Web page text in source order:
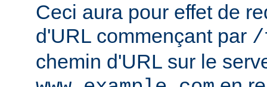
Ceci aura pour effet de
d'URL commençant par /
chemin d'URL sur le